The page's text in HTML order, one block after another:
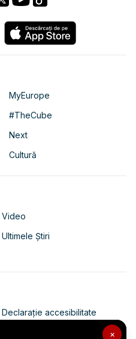
×
MyEurope
#TheCube
Next
Cultură
Video
Ultimele Știri
Declarație accesibilitate
Politica de confidențialitate